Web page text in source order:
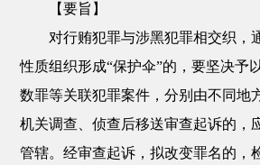
【要旨】
对行贿犯罪与涉黑犯罪相交织，
性质组织形成“保护伞”的，要坚决予
数罪等关联犯罪案件，分别由不同地
机关调查、侦查后移送审查起诉的，
管辖。经审查起诉，拟改变罪名的，